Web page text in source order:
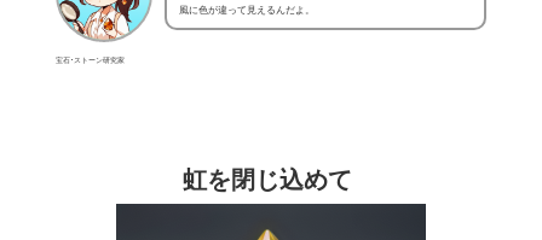
宝石･ストーン研究家
風に色が違って見えるんだよ。
虹を閉じ込めて